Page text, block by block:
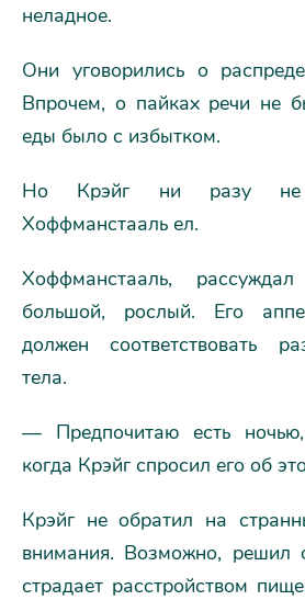
неладное.
Они уговорились о
Впрочем, о пайках речи не
еды было с избытком.
Но Крэйг ни разу не
Хоффманстааль ел.
Хоффманстааль,
большой, рослый. Его
должен соответствовать
тела.
— Предпочитаю есть
когда Крэйг спросил его об
Крэйг не обратил на
внимания. Возможно, решил
страдает расстройством